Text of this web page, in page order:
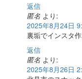
返信
匿名 より:
2025年8月24日
裏垢でインスタ
返信
匿名 より:
2025年8月26日